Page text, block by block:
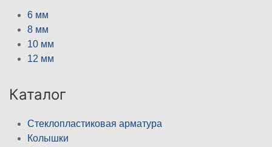
6 мм
8 мм
10 мм
12 мм
Каталог
Стеклопластиковая арматура
Колышки